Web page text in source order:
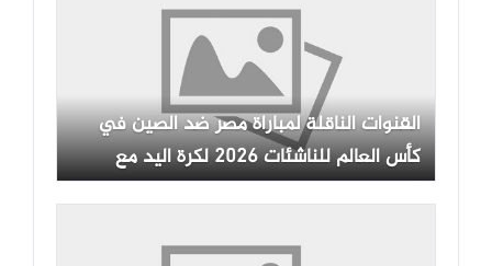
القنوات الناقلة لمباراة مصر ضد الصين في
كأس العالم للناشئات 2026 لكرة اليد مع
الموعد